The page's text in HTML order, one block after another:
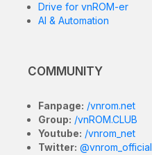
Drive for vnROM-er
AI & Automation
COMMUNITY
Fanpage: /vnrom.net
Group: /vnROM.CLUB
Youtube: /vnrom_net
Twitter: @vnrom_official